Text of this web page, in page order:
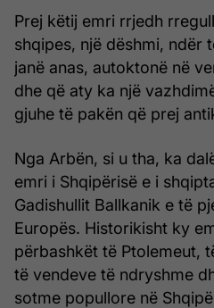
Prej këtij emri rrjedh
shqipes, një dëshmi, ndër
janë anas, autoktonë në
dhe që aty ka një
gjuhe të pakën që prej
Nga Arbën, si u tha, ka
emri i Shqipërisë e i
Gadishullit Ballkanik e të
Europës. Historikisht ky
përbashkët të Ptolemeut,
të vendeve të ndryshme
sotme popullore në